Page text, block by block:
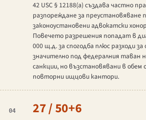
42 USC § 12188(a) създава частно
разпореждане за преустановяване
законоустановени адвокатски
Повечето разрешения попадат в
000 щ.д. за спогодба плюс разходи
значително под федералния таван
санкции, но възстановявани в обем
повторни ищцови кантори.
04 27 / 50+6